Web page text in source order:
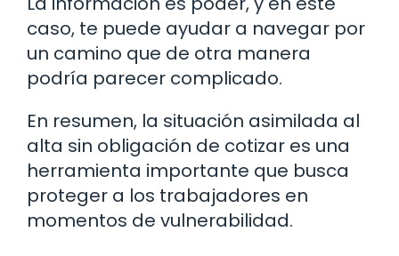
caso, te puede ayudar a navegar por
un camino que de otra manera
podría parecer complicado.
En resumen, la situación asimilada al
alta sin obligación de cotizar es una
herramienta importante que busca
proteger a los trabajadores en
momentos de vulnerabilidad.